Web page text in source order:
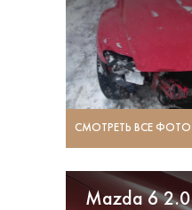
СМОТРЕТЬ ВСЕ ФОТО
Mazda 6 2.0